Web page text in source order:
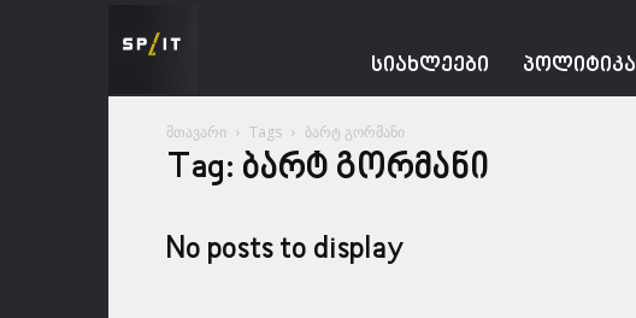
ᲡᲘᲐᲮᲚᲔᲔᲑᲘ ᲞᲝᲚᲘᲢᲘᲙᲐ
მთავარი Tags ბარტ გორმანი
Tag: ბარტ გორმანი
No posts to display